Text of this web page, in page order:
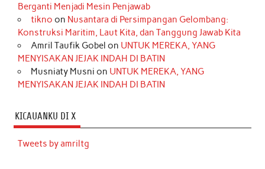
Berganti Menjadi Mesin Penjawab
tikno on Nusantara di Persimpangan Gelombang:
Konstruksi Maritim, Laut Kita, dan Tanggung Jawab Kita
Amril Taufik Gobel on UNTUK MEREKA, YANG
MENYISAKAN JEJAK INDAH DI BATIN
Musniaty Musni on UNTUK MEREKA, YANG
MENYISAKAN JEJAK INDAH DI BATIN
KICAUANKU DI X
Tweets by amriltg